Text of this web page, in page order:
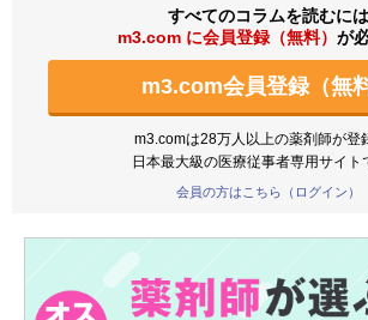
すべてのコラムを読むには
m3.com に会員登録（無料） が
m3.com会員登録（無料
m3.comは28万人以上の薬剤師が登
日本最大級の医療従事者専用サイト
会員の方はこちら（ログイン）